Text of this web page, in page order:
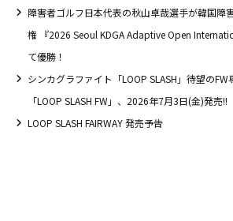
障害者ゴルフ日本代表の秋山卓哉選手が韓国障
権 『2026 Seoul KDGA Adaptive Open
て優勝！
シンカグラファイト「LOOP SLASH」待望の
「LOOP SLASH FW」、2026年7月3日(金)発売!!
LOOP SLASH FAIRWAY 発売予告